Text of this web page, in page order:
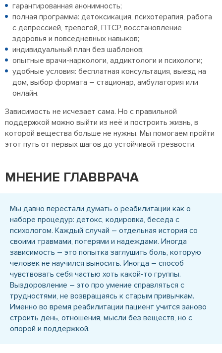
гарантированная анонимность;
полная программа: детоксикация, психотерапия, работа
с депрессией, тревогой, ПТСР, восстановление
здоровья и повседневных навыков;
индивидуальный план без шаблонов;
опытные врачи-наркологи, аддиктологи и психологи;
удобные условия: бесплатная консультация, выезд на
дом, выбор формата – стационар, амбулатория или
онлайн.
Зависимость не исчезает сама. Но с правильной
поддержкой можно выйти из неё и построить жизнь, в
которой вещества больше не нужны. Мы помогаем пройти
этот путь от первых шагов до устойчивой трезвости.
МНЕНИЕ ГЛАВВРАЧА
Мы давно перестали думать о реабилитации как о
наборе процедур: детокс, кодировка, беседа с
психологом. Каждый случай – отдельная история со
своими травмами, потерями и надеждами. Иногда
зависимость – это попытка заглушить боль, которую
человек не научился выносить. Иногда – способ
чувствовать себя частью хоть какой-то группы.
Выздоровление – это про умение справляться с
трудностями, не возвращаясь к старым привычкам.
Именно во время реабилитации пациент учится заново
строить день, отношения, мысли без веществ, но с
опорой и поддержкой.